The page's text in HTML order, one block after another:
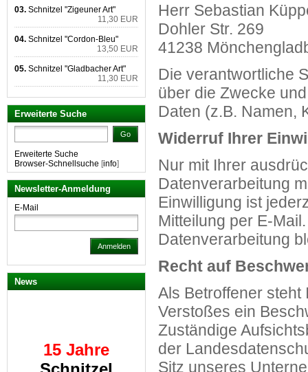
Herr Sebastian
Dohler Str. 269
41238
Die verantwortliche
über die Zwecke
Daten (z.B. Namen,
Widerruf Ihrer
Nur mit Ihrer
Datenverarbeitung
Einwilligung ist
Mitteilung per E-
Datenverarbeitung
Recht auf
Als Betroffener
Verstoßes ein
Zuständige
der
Sitz unseres
03. Schnitzel "Zigeuner Art"
11,30 EUR
04. Schnitzel "Cordon-Bleu"
13,50 EUR
05. Schnitzel "Gladbacher Art"
11,30 EUR
Erweiterte Suche
Go
Erweiterte Suche
Browser-Schnellsuche [info]
Newsletter-Anmeldung
E-Mail
Anmelden
News
Schnitzel
Schmiede